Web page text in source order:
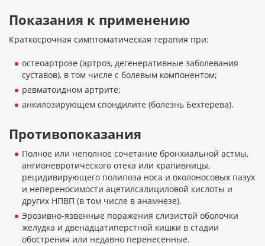
Показания к применению
Краткосрочная симптоматическая терапия при:
остеоартрозе (артроз, дегенеративные заболевания
суставов), в том числе с болевым компонентом;
ревматоидном артрите;
анкилозирующем спондилите (болезнь Бехтерева).
Противопоказания
Полное или неполное сочетание бронхиальной астмы,
ангионевротического отека или крапивницы,
рецидивирующего полипоза носа и околоносовых пазух
и непереносимости ацетилсалициловой кислоты и
других НПВП (в том числе в анамнезе).
Эрозивно-язвенные поражения слизистой оболочки
желудка и двенадцатиперстной кишки в стадии
обострения или недавно перенесенные.